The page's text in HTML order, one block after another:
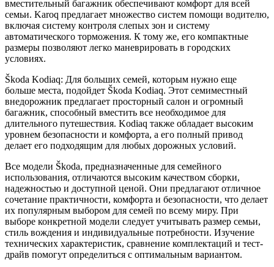
вместительный багажник обеспечивают комфорт для всей
семьи. Karoq предлагает множество систем помощи водителю,
включая систему контроля слепых зон и систему
автоматического торможения. К тому же, его компактные
размеры позволяют легко маневрировать в городских
условиях.
Škoda Kodiaq: Для больших семей, которым нужно еще
больше места, подойдет Škoda Kodiaq. Этот семиместный
внедорожник предлагает просторный салон и огромный
багажник, способный вместить все необходимое для
длительного путешествия. Kodiaq также обладает высоким
уровнем безопасности и комфорта, а его полный привод
делает его подходящим для любых дорожных условий.
Все модели Škoda, предназначенные для семейного
использования, отличаются высоким качеством сборки,
надежностью и доступной ценой. Они предлагают отличное
сочетание практичности, комфорта и безопасности, что делает
их популярным выбором для семей по всему миру. При
выборе конкретной модели следует учитывать размер семьи,
стиль вождения и индивидуальные потребности. Изучение
технических характеристик, сравнение комплектаций и тест-
драйв помогут определиться с оптимальным вариантом.